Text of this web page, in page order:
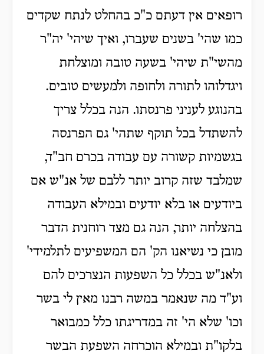
רופאים אין דעתם כ"כ בהחלט לנתח שקדים
כמו שהי' בשנים שעברו, ואיך שיהי' יה"ר
מהשי"ת שיהי' בשעה טובה ומוצלחת
ויגדלוהו לתורה ולחופה ולמעשים טובים.
בהנוגע לעניני פרנסתו. הנה בכלל צריך
להשתדל בכל תוקף שתהי' גם הפרנסה
בגשמיות קשורה עם עבודה בכרם חב"ד,
שמלבד שזה קרוב יותר ללבם של אנ"ש אם
ביודעים או בלא יודעים ובמילא העבודה
בהצלחה יותר, הנה גם מצד רוחנית הדבר
מובן כי נשיאנו הק' הם המשפיעים לתלמידי'
ולאנ"ש בכלל כל השפעות הנצרכים להם
וע"ד מה שנאמר במשה רבנו מאין לי בשר
וכו' שלא הי' זה במדריגתו כלל כמבואר
בלקו"ת ובמילא הוכרחה השפעת הבשר